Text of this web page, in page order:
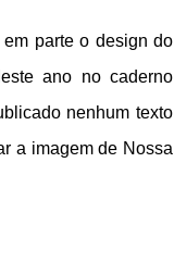
parte o design do
ano no caderno
nenhum texto
a imagem de Nossa